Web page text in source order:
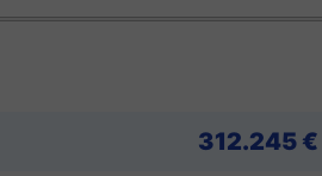
312.245 €